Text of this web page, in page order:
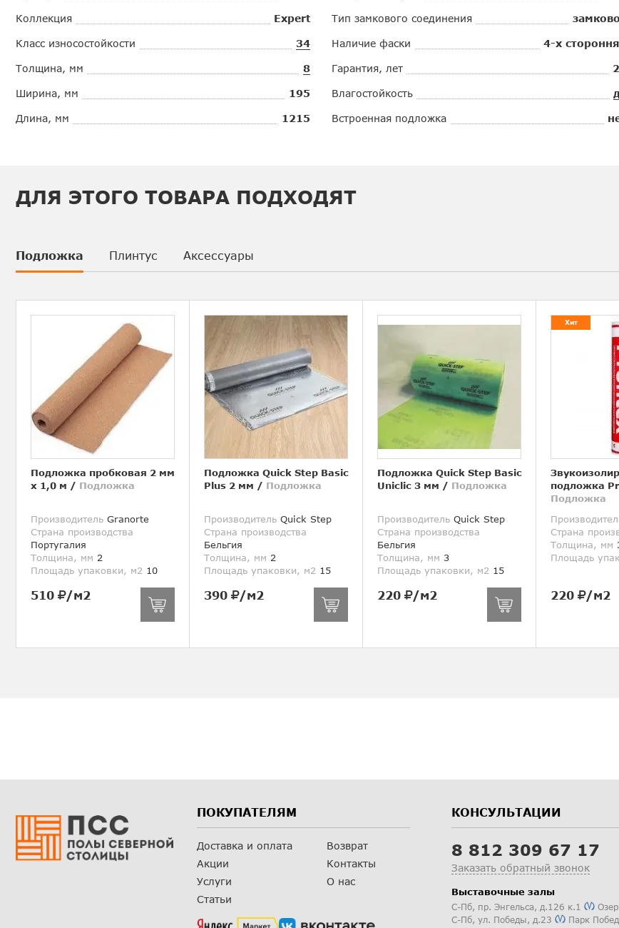
Коллекция Expert
Класс износостойкости 34
Толщина, мм 8
Ширина, мм 195
Длина, мм 1215
Тип замкового соединения
Наличие фаски 4-х
Гарантия, лет
Влагостойкость
Встроенная подложка
ДЛЯ ЭТОГО ТОВАРА ПОДХОДЯТ
Подложка Плинтус Аксессуары
Подложка пробковая 2 мм
х 1,0 м / Подложка
Производитель Granorte
Страна производства
Португалия
Толщина, мм 2
Площадь упаковки, м2 10
510 /м2
Подложка Quick Step Basic
Plus 2 мм / Подложка
Производитель Quick Step
Страна производства
Бельгия
Толщина, мм 2
Площадь упаковки, м2 15
390 /м2
Подложка Quick Step Basic
Uniclic 3 мм / Подложка
Производитель Quick Step
Страна производства
Бельгия
Толщина, мм 3
Площадь упаковки, м2 15
220 /м2
Хит
подложка
Подложка
Страна
Толщина, мм
Площадь
220 /м2
ПОКУПАТЕЛЯМ
Доставка и оплата
Акции
Услуги
Статьи
Возврат
Контакты
О нас
КОНСУЛЬТАЦИИ
8 812 309 67 17
Заказать обратный звонок
Выставочные залы
С-Пб, пр. Энгельса, д.126 к.1
С-Пб, ул. Победы, д.23 Парк